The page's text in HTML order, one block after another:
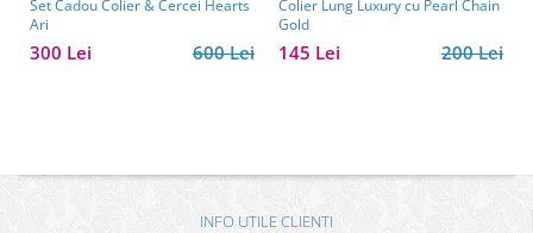
Set Cadou Colier & Cercei Hearts
Ari
600 Lei
300 Lei
Colier Lung Luxury cu Pearl Chain
Gold
200 Lei
145 Lei
INFO UTILE CLIENTI